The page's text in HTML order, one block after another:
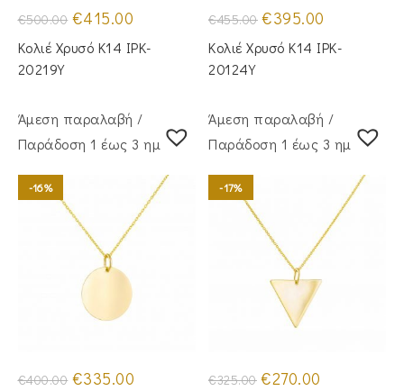
€500.00 Original
price
was:
€500.00.
€415.00
τιμή
είναι:
Κολιέ Χρυσό Κ14 IPK-
20219Y
€455.00 Original
price
was:
€455.00.
€395.00
τιμή
είναι:
Κολιέ Χρυσό Κ14 IPK-
20124Y
Άμεση παραλαβή /
Παράδoση 1 έως 3 ημέρες
-16%
€400.00 Original
€335.00
Άμεση παραλαβή /
Παράδoση 1 έως 3 ημέρες
-17%
€325.00 Original
€270.00